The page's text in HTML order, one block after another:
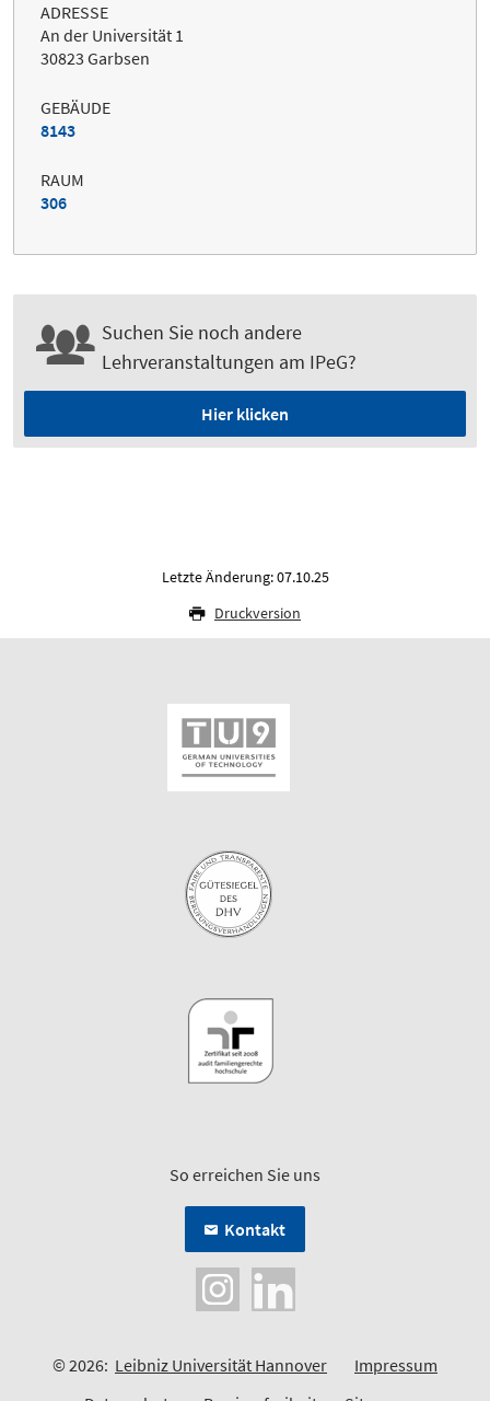
ADRESSE
An der Universität 1
30823 Garbsen
GEBÄUDE
8143
RAUM
306
Suchen Sie noch andere
Lehrveranstaltungen am IPeG?
Hier klicken
Letzte Änderung: 07.10.25
Druckversion
So erreichen Sie uns
Kontakt
© 2026: Leibniz Universität Hannover
Impressum